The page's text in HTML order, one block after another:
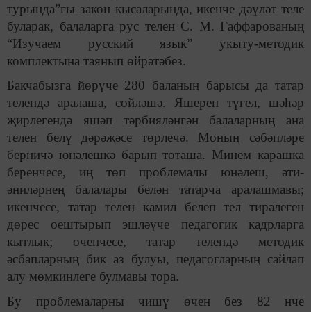
турында”гы закон кысаларында, икенче дәүләт теле
буларак, балаларга рус телен С. М. Гаффарованың
“Изучаем русский язык” укыту-методик
комплектына таянып өйрәтәбез.
Бакчабызга йөрүче 280 баланың барысы да татар
телендә аралаша, сөйләшә. Яшерен түгел, шәһәр
җирлегендә яшәп тәрбияләнгән балаларның ана
телен белү дәрәҗәсе төрлечә. Моның сәбәпләре
берничә юнәлешкә барып тоташа. Минем карашка
беренчесе, иң төп проблемалы юнәлеш, әти-
әниләрнең балалары белән татарча аралашмавы;
икенчесе, татар телен камил белеп тел тирәлеген
дөрес оештырып эшләүче педагогик кадрларга
кытлык; өченчесе, татар телендә методик
әсбапларның бик аз булуы, педагогларның сайлап
алу мөмкинлеге булмавы тора.
Бу проблемаларны чишү өчен без 82 нче